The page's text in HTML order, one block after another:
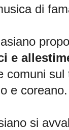
di
e
comuni
e coreano.
si